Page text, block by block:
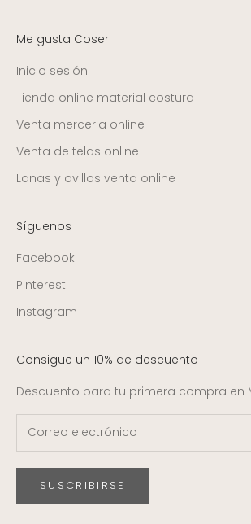
Me gusta Coser
Inicio sesión
Tienda online material costura
Venta merceria online
Venta de telas online
Lanas y ovillos venta online
Síguenos
Facebook
Pinterest
Instagram
Consigue un 10% de descuento
Descuento para tu primera compra en
SUSCRIBIRSE